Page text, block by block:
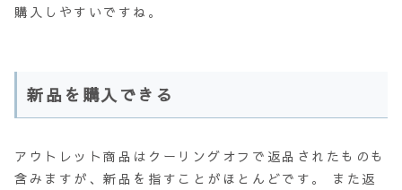
購入しやすいですね。
新品を購入できる
アウトレット商品はクーリングオフで返品されたものも
含みますが、新品を指すことがほとんどです。 また返